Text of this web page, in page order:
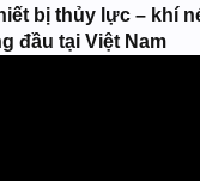
bị thủy lực – khí
đầu tại Việt Nam